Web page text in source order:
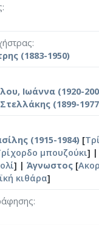
(1883-1950)
Ιωάννα (1920-
(1899-
(1915-1984) [
μπουζούκι] |
] | Άγνωστος [
κιθάρα]